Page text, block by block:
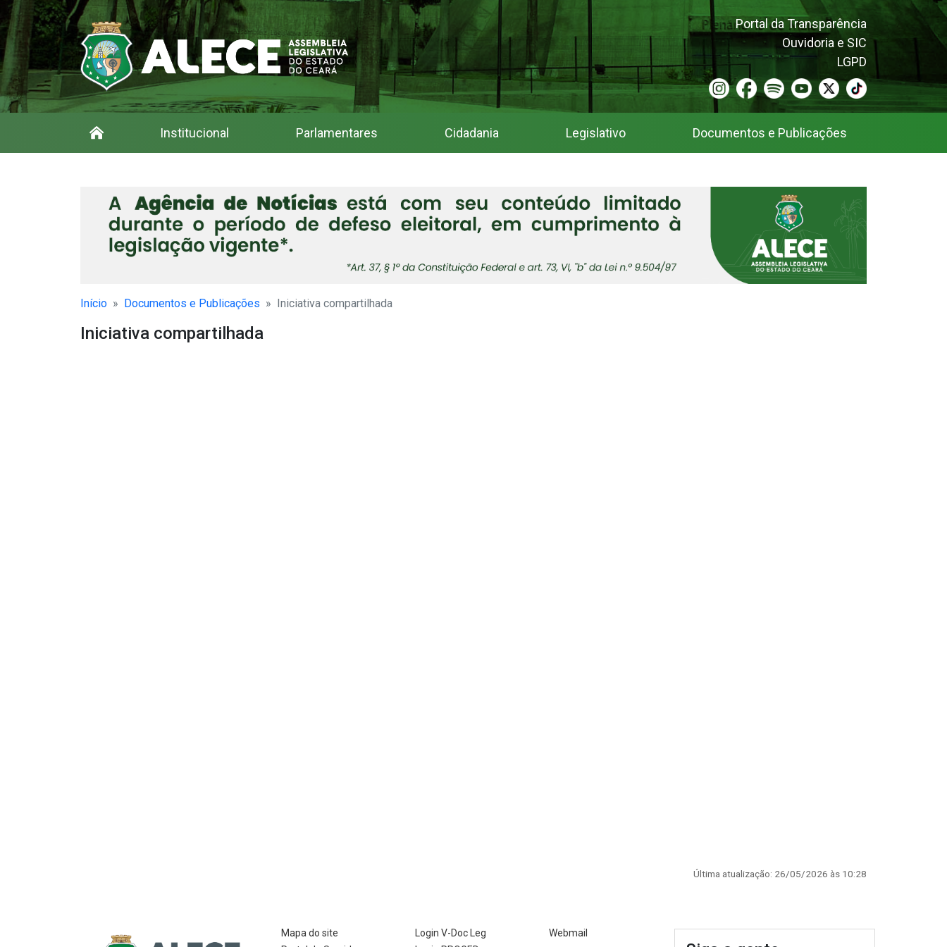
Portal da Transparência
Ouvidoria e SIC
LGPD
Institucional Parlamentares Cidadania Legislativo Documentos e Publicações
Início Documentos e Publicações Iniciativa compartilhada
Iniciativa compartilhada
Última atualização: 26/05/2026 às 10:28
Mapa do site
Login V-Doc Leg
Webmail